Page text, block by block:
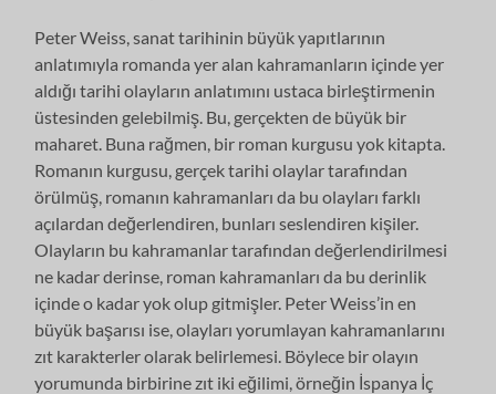
Peter Weiss, sanat tarihinin büyük yapıtlarının
anlatımıyla romanda yer alan kahramanların içinde yer
aldığı tarihi olayların anlatımını ustaca birleştirmenin
üstesinden gelebilmiş. Bu, gerçekten de büyük bir
maharet. Buna rağmen, bir roman kurgusu yok kitapta.
Romanın kurgusu, gerçek tarihi olaylar tarafından
örülmüş, romanın kahramanları da bu olayları farklı
açılardan değerlendiren, bunları seslendiren kişiler.
Olayların bu kahramanlar tarafından değerlendirilmesi
ne kadar derinse, roman kahramanları da bu derinlik
içinde o kadar yok olup gitmişler. Peter Weiss’in en
büyük başarısı ise, olayları yorumlayan kahramanlarını
zıt karakterler olarak belirlemesi. Böylece bir olayın
yorumunda birbirine zıt iki eğilimi, örneğin İspanya İç